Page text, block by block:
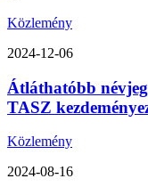
Közlemény
2024-12-06
Átláthatóbb
TASZ
Közlemény
2024-08-16